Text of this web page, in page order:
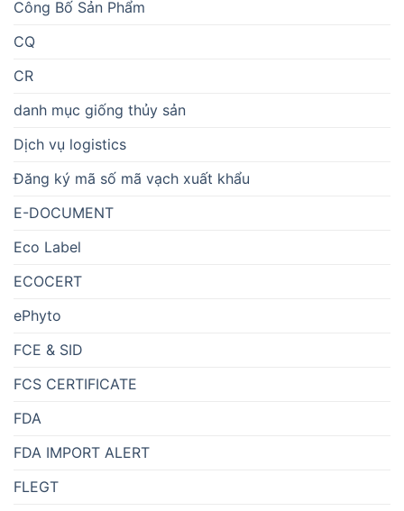
Công Bố Sản Phẩm
CQ
CR
danh mục giống thủy sản
Dịch vụ logistics
Đăng ký mã số mã vạch xuất khẩu
E-DOCUMENT
Eco Label
ECOCERT
ePhyto
FCE & SID
FCS CERTIFICATE
FDA
FDA IMPORT ALERT
FLEGT